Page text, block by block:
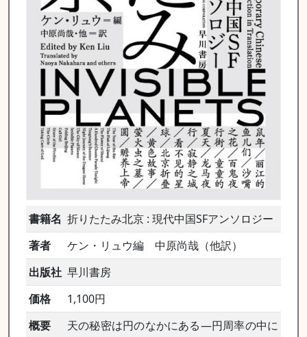
書籍名 折りたたみ北京 : 現代中国SFアンソロジー
著者
ケン・リュウ編 中原尚哉（他訳）
出版社 早川書房
価格
1,100円
概要
天の秘密は円のなかにある―円周率の中に